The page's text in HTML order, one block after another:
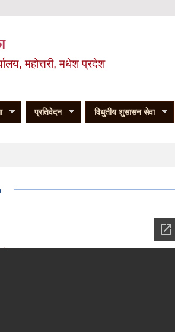
महोत्तरी, मधेश प्रदेश
प्रतिवेदन विधुतीय शुसासन सेवा